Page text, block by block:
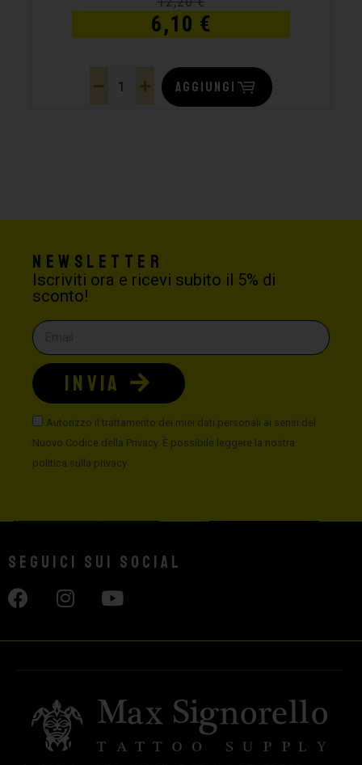
6,10 €
AGGIUNGI
Newsletter
Iscriviti ora e ricevi subito il 5% di
sconto!
Autorizzo il trattamento dei miei dati personali ai sensi del
Nuovo Codice della Privacy. È possibile leggere la nostra
politica sulla privacy
INVIA
Seguici sui social